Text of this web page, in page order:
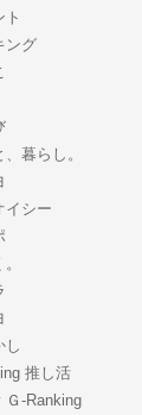
ト
ング
暮らし。
イシー
し
推し活
Ｇ-Ranking